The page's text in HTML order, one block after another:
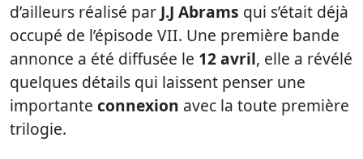
d’ailleurs réalisé par J.J Abrams qui s’était déjà
occupé de l’épisode VII. Une première bande
annonce a été diffusée le 12 avril, elle a révélé
quelques détails qui laissent penser une
importante connexion avec la toute première
trilogie.